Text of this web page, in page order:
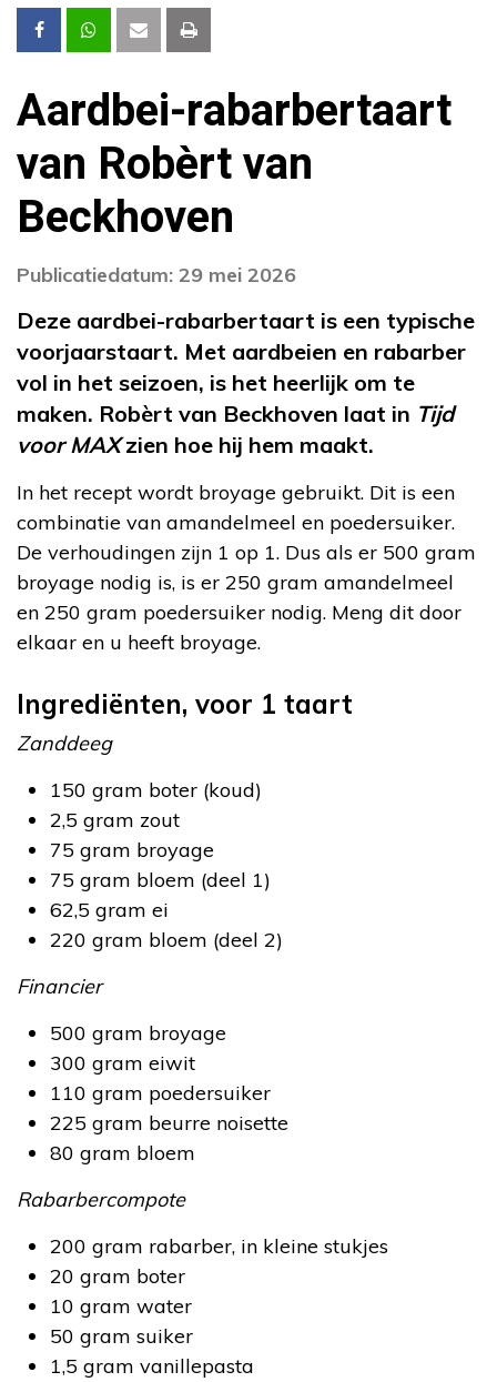
Aardbei-rabarbertaart
van Robèrt van
Beckhoven
Publicatiedatum: 29 mei 2026
Deze aardbei-rabarbertaart is een typische
voorjaarstaart. Met aardbeien en rabarber
vol in het seizoen, is het heerlijk om te
maken. Robèrt van Beckhoven laat in Tijd
voor MAXzien hoe hij hem maakt.
In het recept wordt broyage gebruikt. Dit is een
combinatie van amandelmeel en poedersuiker.
De verhoudingen zijn 1 op 1. Dus als er 500 gram
broyage nodig is, is er 250 gram amandelmeel
en 250 gram poedersuiker nodig. Meng dit door
elkaar en u heeft broyage.
Ingrediënten, voor 1 taart
Zanddeeg
150 gram boter (koud)
2,5 gram zout
75 gram broyage
75 gram bloem (deel 1)
62,5 gram ei
220 gram bloem (deel 2)
Financier
500 gram broyage
300 gram eiwit
110 gram poedersuiker
225 gram beurre noisette
80 gram bloem
Rabarbercompote
200 gram rabarber, in kleine stukjes
20 gram boter
10 gram water
50 gram suiker
1,5 gram vanillepasta